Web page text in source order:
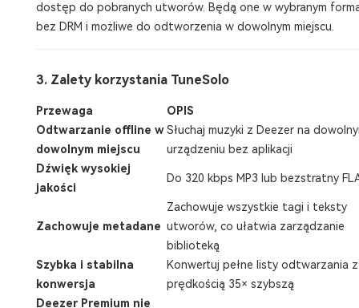
dostęp do pobranych utworów. Będą one w wybranym
bez DRM i możliwe do odtworzenia w dowolnym miejscu.
3. Zalety korzystania TuneSolo
Przewaga
OPIS
Odtwarzanie offline w
dowolnym miejscu
Słuchaj muzyki z Deezer na
urządzeniu bez aplikacji
Dźwięk wysokiej
jakości
Do 320 kbps MP3 lub bezstratny
Zachowuje metadane
Zachowuje wszystkie tagi i teksty
utworów, co ułatwia zarządzanie
biblioteką
Szybka i stabilna
konwersja
Konwertuj pełne listy odtwarzania z
prędkością 35× szybszą
Deezer Premium nie